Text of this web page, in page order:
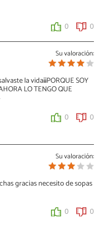
0 0
Su valoración:
la vida¡¡¡PORQUE SOY
LO TENGO QUE
0 0
de hacerlo de una forma
Su valoración:
gracias necesito de sopas
0 0